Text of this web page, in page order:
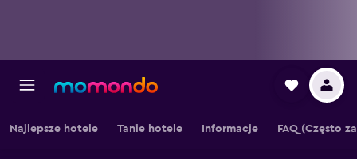
Najlepsze hotele Tanie hotele Informacje FAQ (Często